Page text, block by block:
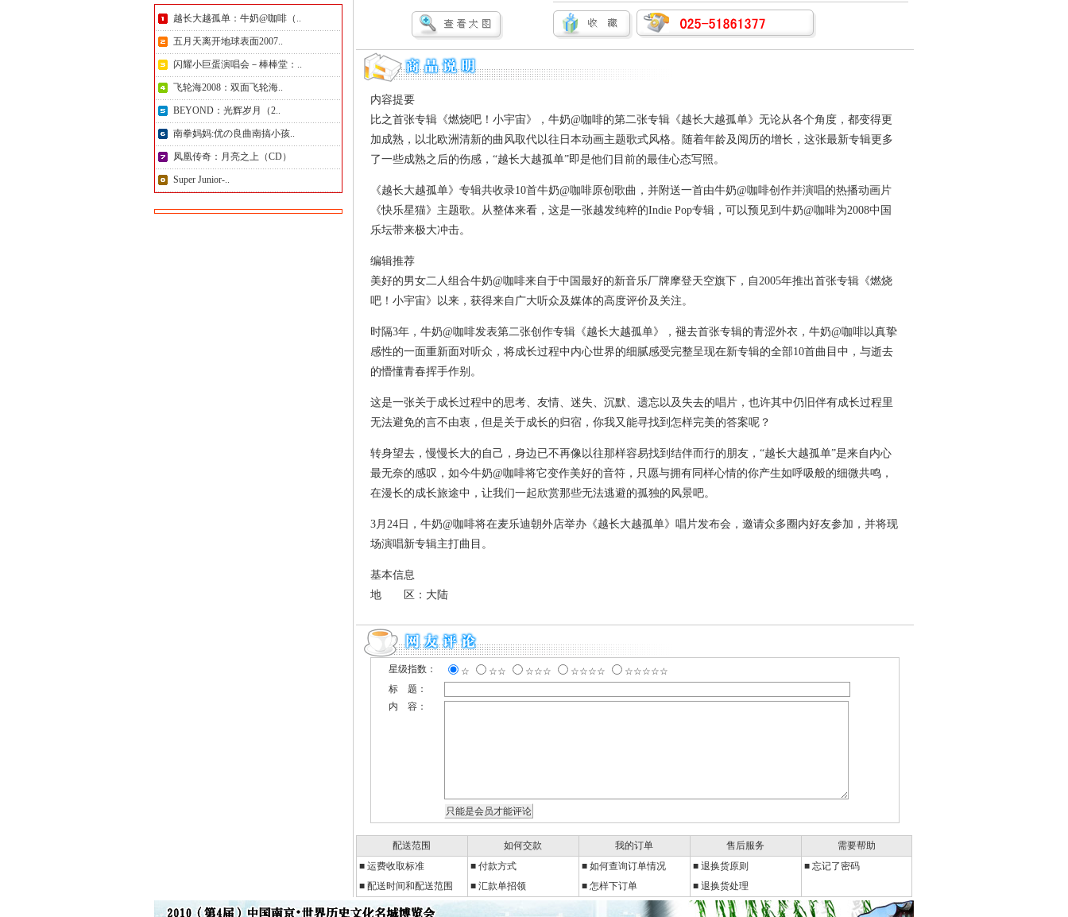
越长大越孤单：牛奶@咖啡（..
五月天离开地球表面2007..
闪耀小巨蛋演唱会－棒棒堂：..
飞轮海2008：双面飞轮海..
BEYOND：光辉岁月（2..
南拳妈妈:优の良曲南搞小孩..
凤凰传奇：月亮之上（CD）
Super Junior-..
内容提要
比之首张专辑《燃烧吧！小宇宙》，牛奶@咖啡的第二张专辑《越长大越孤单》无论从各个角度，都变得更
加成熟，以北欧洲清新的曲风取代以往日本动画主题歌式风格。随着年龄及阅历的增长，这张最新专辑更多
了一些成熟之后的伤感，“越长大越孤单”即是他们目前的最佳心态写照。
《越长大越孤单》专辑共收录10首牛奶@咖啡原创歌曲，并附送一首由牛奶@咖啡创作并演唱的热播动画片
《快乐星猫》主题歌。从整体来看，这是一张越发纯粹的Indie Pop专辑，可以预见到牛奶@咖啡为2008中国
乐坛带来极大冲击。
编辑推荐
美好的男女二人组合牛奶@咖啡来自于中国最好的新音乐厂牌摩登天空旗下，自2005年推出首张专辑《燃烧
吧！小宇宙》以来，获得来自广大听众及媒体的高度评价及关注。
时隔3年，牛奶@咖啡发表第二张创作专辑《越长大越孤单》，褪去首张专辑的青涩外衣，牛奶@咖啡以真挚
感性的一面重新面对听众，将成长过程中内心世界的细腻感受完整呈现在新专辑的全部10首曲目中，与逝去
的懵懂青春挥手作别。
这是一张关于成长过程中的思考、友情、迷失、沉默、遗忘以及失去的唱片，也许其中仍旧伴有成长过程里
无法避免的言不由衷，但是关于成长的归宿，你我又能寻找到怎样完美的答案呢？
转身望去，慢慢长大的自己，身边已不再像以往那样容易找到结伴而行的朋友，“越长大越孤单”是来自内心
最无奈的感叹，如今牛奶@咖啡将它变作美好的音符，只愿与拥有同样心情的你产生如呼吸般的细微共鸣，
在漫长的成长旅途中，让我们一起欣赏那些无法逃避的孤独的风景吧。
3月24日，牛奶@咖啡将在麦乐迪朝外店举办《越长大越孤单》唱片发布会，邀请众多圈内好友参加，并将现
场演唱新专辑主打曲目。
基本信息
地 区：大陆
星级指数： ☆ ☆☆ ☆☆☆ ☆☆☆☆
☆☆☆☆☆
标 题：
内 容：
配送范围 如何交款 我的订单 售后服务
需要帮助
■ 运费收取标准
■ 配送时间和配送范围
■ 付款方式
■ 汇款单招领
■ 如何查询订单情况
■ 怎样下订单
■ 退换货原则
■ 退换货处理
■ 忘记了密码